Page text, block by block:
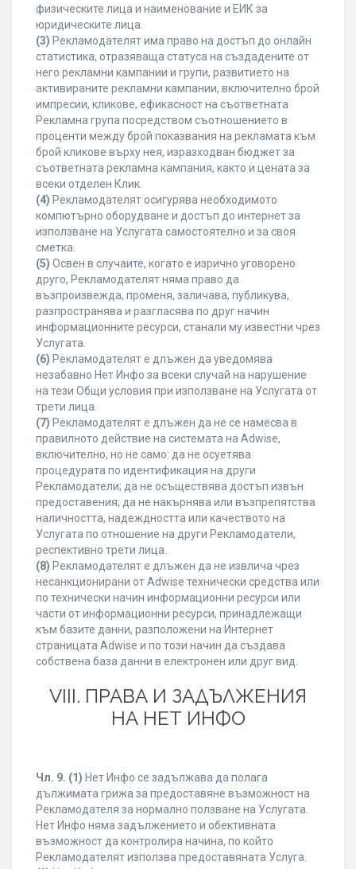
физическите лица и наименование и ЕИК за
юридическите лица.
(3) Рекламодателят има право на достъп до онлайн
статистика, отразяваща статуса на създадените от
него рекламни кампании и групи, развитието на
активираните рекламни кампании, включително брой
импресии, кликове, ефикасност на съответната
Рекламна група посредством съотношението в
проценти между брой показвания на рекламата към
брой кликове върху нея, изразходван бюджет за
съответната рекламна кампания, както и цената за
всеки отделен Клик.
(4) Рекламодателят осигурява необходимото
компютърно оборудване и достъп до интернет за
използване на Услугата самостоятелно и за своя
сметка.
(5) Освен в случаите, когато е изрично уговорено
друго, Рекламодателят няма право да
възпроизвежда, променя, заличава, публикува,
разпространява и разгласява по друг начин
информационните ресурси, станали му известни чрез
Услугата.
(6) Рекламодателят е длъжен да уведомява
незабавно Нет Инфо за всеки случай на нарушение
на тези Общи условия при използване на Услугата от
трети лица.
(7) Рекламодателят е длъжен да не се намесва в
правилното действие на системата на Adwise,
включително, но не само: да не осуетява
процедурата по идентификация на други
Рекламодатели; да не осъществява достъп извън
предоставения; да не накърнява или възпрепятства
наличността, надеждността или качеството на
Услугата по отношение на други Рекламодатели,
респективно трети лица.
(8) Рекламодателят е длъжен да не извлича чрез
несанкционирани от Adwise технически средства или
по технически начин информационни ресурси или
части от информационни ресурси, принадлежащи
към базите данни, разположени на Интернет
страницата Adwise и по този начин да създава
собствена база данни в електронен или друг вид.
VIII. ПРАВА И ЗАДЪЛЖЕНИЯ
НА НЕТ ИНФО
Чл. 9. (1) Нет Инфо се задължава да полага
дължимата грижа за предоставяне възможност на
Рекламодателя за нормално ползване на Услугата.
Нет Инфо няма задължението и обективната
възможност да контролира начина, по който
Рекламодателят използва предоставяната Услуга.